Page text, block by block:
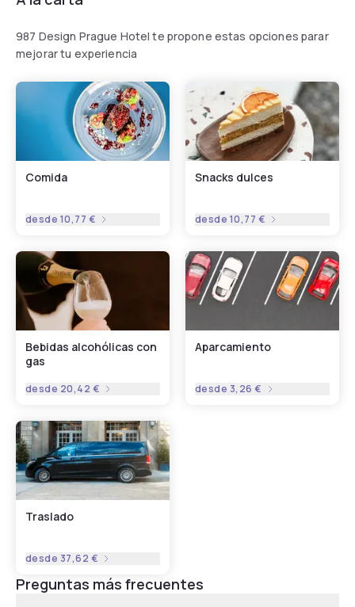
987 Design Prague Hotel te propone estas opciones parar
mejorar tu experiencia
Comida
desde 10,77 €
Snacks dulces
desde 10,77 €
Bebidas alcohólicas con
gas
desde 20,42 €
Aparcamiento
desde 3,26 €
Traslado
desde 37,62 €
Preguntas más frecuentes